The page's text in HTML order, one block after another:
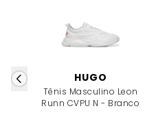
HUGO
Tênis Masculino Leon
Runn CVPU N - Branco